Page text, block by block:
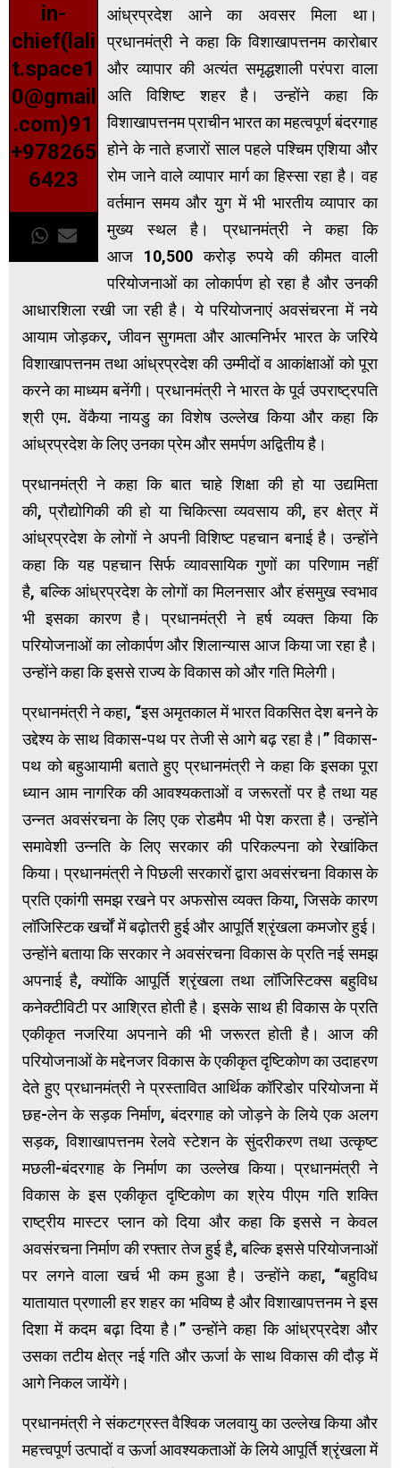
in-
chief(lali
t.space1
0@gmail
.com)91
+978265
6423
आंध्रप्रदेश आने का अवसर मिला था।
प्रधानमंत्री ने कहा कि विशाखापत्तनम कारोबार
और व्यापार की अत्यंत समृद्धशाली परंपरा वाला
अति विशिष्ट शहर है। उन्होंने कहा कि
विशाखापत्तनम प्राचीन भारत का महत्वपूर्ण बंदरगाह
होने के नाते हजारों साल पहले पश्चिम एशिया और
रोम जाने वाले व्यापार मार्ग का हिस्सा रहा है। वह
वर्तमान समय और युग में भी भारतीय व्यापार का
मुख्य स्थल है। प्रधानमंत्री ने कहा कि
आज 10,500 करोड़ रुपये की कीमत वाली
परियोजनाओं का लोकार्पण हो रहा है और उनकी
आधारशिला रखी जा रही है। ये परियोजनाएं अवसंचरना में नये
आयाम जोड़कर, जीवन सुगमता और आत्मनिर्भर भारत के जरिये
विशाखापत्तनम तथा आंध्रप्रदेश की उम्मीदों व आकांक्षाओं को पूरा
करने का माध्यम बनेंगी। प्रधानमंत्री ने भारत के पूर्व उपराष्ट्रपति
श्री एम. वेंकैया नायडु का विशेष उल्लेख किया और कहा कि
आंध्रप्रदेश के लिए उनका प्रेम और समर्पण अद्वितीय है।
प्रधानमंत्री ने कहा कि बात चाहे शिक्षा की हो या उद्यमिता
की, प्रौद्योगिकी की हो या चिकित्सा व्यवसाय की, हर क्षेत्र में
आंध्रप्रदेश के लोगों ने अपनी विशिष्ट पहचान बनाई है। उन्होंने
कहा कि यह पहचान सिर्फ व्यावसायिक गुणों का परिणाम नहीं
है, बल्कि आंध्रप्रदेश के लोगों का मिलनसार और हंसमुख स्वभाव
भी इसका कारण है। प्रधानमंत्री ने हर्ष व्यक्त किया कि
परियोजनाओं का लोकार्पण और शिलान्यास आज किया जा रहा है।
उन्होंने कहा कि इससे राज्य के विकास को और गति मिलेगी।
प्रधानमंत्री ने कहा, “इस अमृतकाल में भारत विकसित देश बनने के
उद्देश्य के साथ विकास-पथ पर तेजी से आगे बढ़ रहा है।” विकास-
पथ को बहुआयामी बताते हुए प्रधानमंत्री ने कहा कि इसका पूरा
ध्यान आम नागरिक की आवश्यकताओं व जरूरतों पर है तथा यह
उन्नत अवसंरचना के लिए एक रोडमैप भी पेश करता है। उन्होंने
समावेशी उन्नति के लिए सरकार की परिकल्पना को रेखांकित
किया। प्रधानमंत्री ने पिछली सरकारों द्वारा अवसंरचना विकास के
प्रति एकांगी समझ रखने पर अफसोस व्यक्त किया, जिसके कारण
लॉजिस्टिक खर्चों में बढ़ोतरी हुई और आपूर्ति श्रृंखला कमजोर हुई।
उन्होंने बताया कि सरकार ने अवसंरचना विकास के प्रति नई समझ
अपनाई है, क्योंकि आपूर्ति श्रृंखला तथा लॉजिस्टिक्स बहुविध
कनेक्टीविटी पर आश्रित होती है। इसके साथ ही विकास के प्रति
एकीकृत नजरिया अपनाने की भी जरूरत होती है। आज की
परियोजनाओं के मद्देनजर विकास के एकीकृत दृष्टिकोण का उदाहरण
देते हुए प्रधानमंत्री ने प्रस्तावित आर्थिक कॉरिडोर परियोजना में
छह-लेन के सड़क निर्माण, बंदरगाह को जोड़ने के लिये एक अलग
सड़क, विशाखापत्तनम रेलवे स्टेशन के सुंदरीकरण तथा उत्कृष्ट
मछली-बंदरगाह के निर्माण का उल्लेख किया। प्रधानमंत्री ने
विकास के इस एकीकृत दृष्टिकोण का श्रेय पीएम गति शक्ति
राष्ट्रीय मास्टर प्लान को दिया और कहा कि इससे न केवल
अवसंरचना निर्माण की रफ्तार तेज हुई है, बल्कि इससे परियोजनाओं
पर लगने वाला खर्च भी कम हुआ है। उन्होंने कहा, “बहुविध
यातायात प्रणाली हर शहर का भविष्य है और विशाखापत्तनम ने इस
दिशा में कदम बढ़ा दिया है।” उन्होंने कहा कि आंध्रप्रदेश और
उसका तटीय क्षेत्र नई गति और ऊर्जा के साथ विकास की दौड़ में
आगे निकल जायेंगे।
प्रधानमंत्री ने संकटग्रस्त वैश्विक जलवायु का उल्लेख किया और
महत्त्वपूर्ण उत्पादों व ऊर्जा आवश्यकताओं के लिये आपूर्ति श्रृंखला में